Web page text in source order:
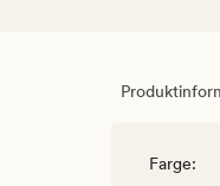
Farge: